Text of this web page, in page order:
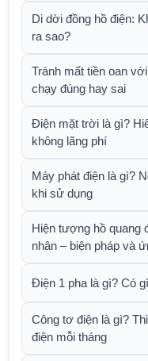
Di dời đồng hồ điện:
ra sao?
Tránh mất tiền oan
chạy đúng hay sai
Điện mặt trời là gì?
không lãng phí
Máy phát điện là gì?
khi sử dụng
Hiện tượng hồ quang
nhân – biện pháp và
Điện 1 pha là gì? Có
Công tơ điện là gì?
điện mỗi tháng